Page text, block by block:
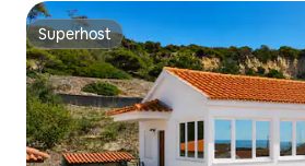
Superhost
Superhost